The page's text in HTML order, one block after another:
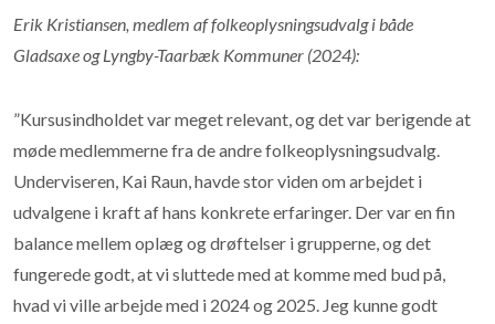
Erik Kristiansen, medlem af folkeoplysningsudvalg i både
Gladsaxe og Lyngby-Taarbæk Kommuner (2024):
”Kursusindholdet var meget relevant, og det var berigende at
møde medlemmerne fra de andre folkeoplysningsudvalg.
Underviseren, Kai Raun, havde stor viden om arbejdet i
udvalgene i kraft af hans konkrete erfaringer. Der var en fin
balance mellem oplæg og drøftelser i grupperne, og det
fungerede godt, at vi sluttede med at komme med bud på,
hvad vi ville arbejde med i 2024 og 2025. Jeg kunne godt